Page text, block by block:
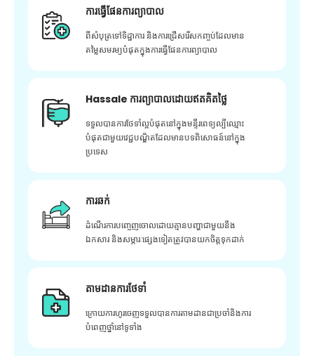
ការធ្វើផែនការព្យាបាល
ពីសំបុត្រទៅទិដ្ឋាការ និងការជ្រើសរើសកញ្ចប់ដែលមាន
តម្លៃសមរម្យបំផុតក្នុងការធ្វើផែនការព្យាបាល
Hassale ការព្យាបាលដោយឥតគិតថ្លៃ
ទទួលបានការថែទាំល្អបំផុតនៅក្នុងមន្ទីរពេទ្យល្បីឈ្មោះ
បំផុតជាមួយវេជ្ជបណ្ឌិតដែលមានបទពិសោធន៍នៅក្នុង
ប្រទេស
ការឆក់
ដំណើរការបញ្ចេញចោលដោយគ្មានបញ្ហាជាមួយនឹង
ឯកសារ និងសម្ភារៈផ្សេងទៀតត្រូវបានយកចិត្តទុកដាក់
តាមដានការថែទាំ
ក្រោយ​ការ​ហូរ​ចេញ​ទទួល​បាន​ការ​តាមដាន​ជា​ប្រចាំ​និង​ការ​
បំពេញ​ថ្នាំ​នៅ​ទូទាំង​